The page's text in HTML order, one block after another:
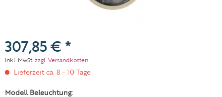
307,85 € *
inkl. MwSt. zzgl. Versandkosten
Lieferzeit ca. 8 - 10 Tage
Modell Beleuchtung: